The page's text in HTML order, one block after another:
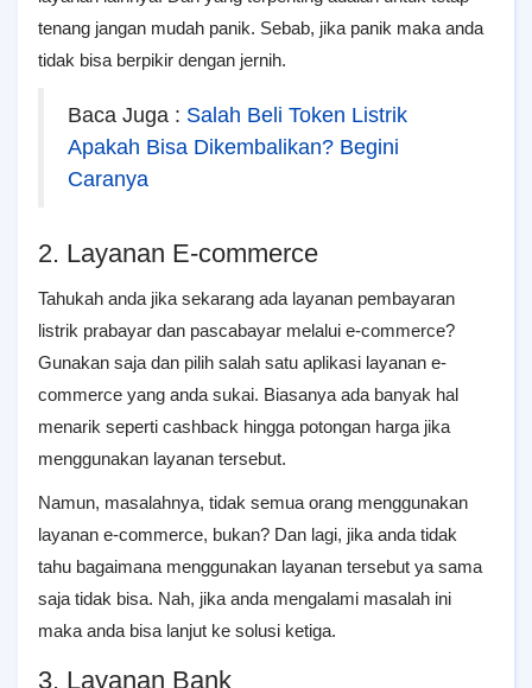
tenang jangan mudah panik. Sebab, jika panik maka anda
tidak bisa berpikir dengan jernih.
Baca Juga : Salah Beli Token Listrik
Apakah Bisa Dikembalikan? Begini
Caranya
2. Layanan E-commerce
Tahukah anda jika sekarang ada layanan pembayaran
listrik prabayar dan pascabayar melalui e-commerce?
Gunakan saja dan pilih salah satu aplikasi layanan e-
commerce yang anda sukai. Biasanya ada banyak hal
menarik seperti cashback hingga potongan harga jika
menggunakan layanan tersebut.
Namun, masalahnya, tidak semua orang menggunakan
layanan e-commerce, bukan? Dan lagi, jika anda tidak
tahu bagaimana menggunakan layanan tersebut ya sama
saja tidak bisa. Nah, jika anda mengalami masalah ini
maka anda bisa lanjut ke solusi ketiga.
3. Layanan Bank